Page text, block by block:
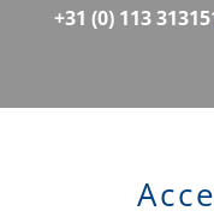
+31 (0) 113